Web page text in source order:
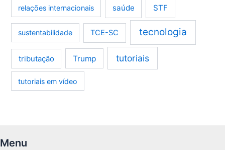
relações internacionais saúde STF
sustentabilidade TCE-SC tecnologia
tributação Trump tutoriais
tutoriais em vídeo
Menu